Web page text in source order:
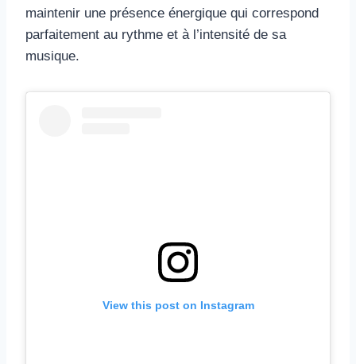
maintenir une présence énergique qui correspond
parfaitement au rythme et à l’intensité de sa
musique.
View this post on Instagram